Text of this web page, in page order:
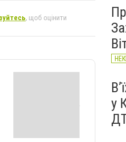
, щоб оцінити
у